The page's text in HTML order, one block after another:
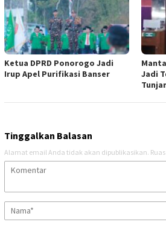
Ketua DPRD Ponorogo Jadi
Irup Apel Purifikasi Banser
Jadi
Tinggalkan Balasan
Alamat email Anda tidak akan dipublikasikan.